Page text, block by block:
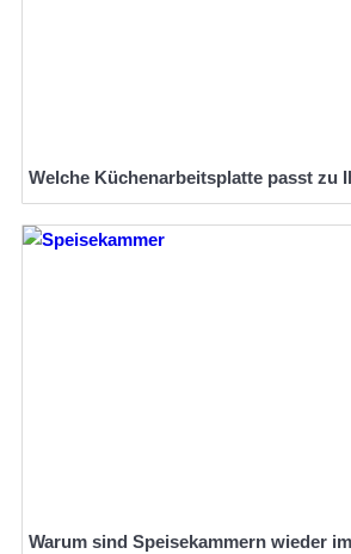
Welche Küchenarbeitsplatte passt zu
Warum sind Speisekammern wieder